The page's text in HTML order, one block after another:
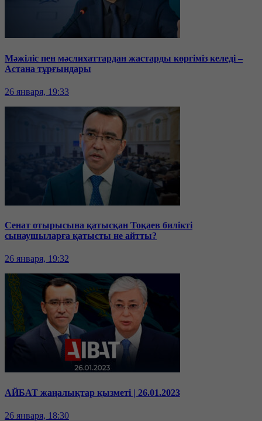
Мәжіліс пен мәслихаттардан жастарды көргіміз келеді –
Астана тұрғындары
26 января, 19:33
Сенат отырысына қатысқан Тоқаев билікті
сынаушыларға қатысты не айтты?
26 января, 19:32
АЙБАТ жаңалықтар қызметі | 26.01.2023
26 января, 18:30